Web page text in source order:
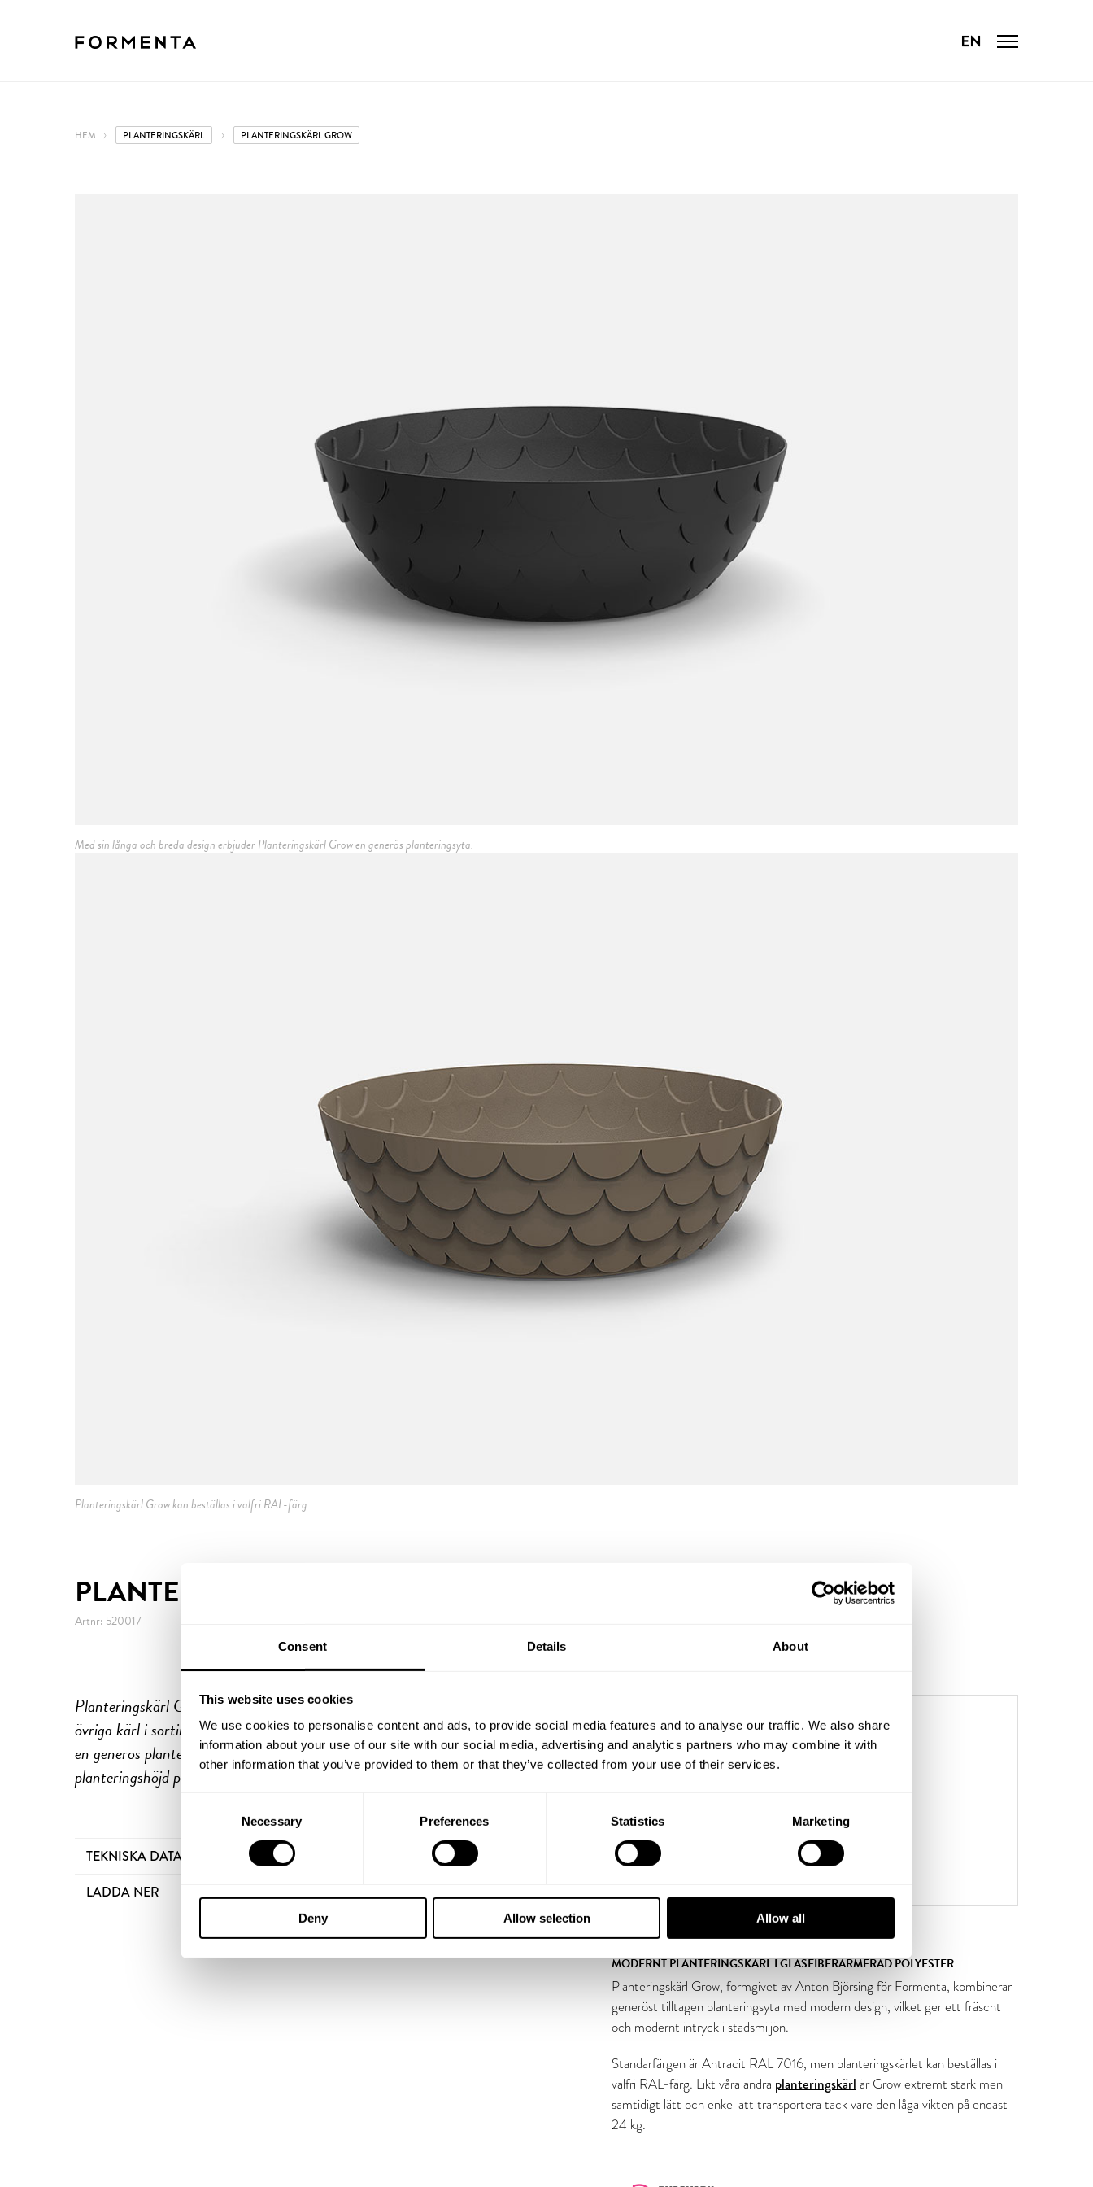
Consent Details About
This website uses cookies
We use cookies to personalise content and ads, to provide social media features and to analyse our traffic. We also share
information about your use of our site with our social media, advertising and analytics partners who may combine it with
other information that you’ve provided to them or that they’ve collected from your use of their services.
Necessary Preferences Statistics Marketing
Deny Allow selection Allow all
HEM PLANTERINGSKÄRL PLANTERINGSKÄRL GROW
Med sin långa och breda design erbjuder Planteringskärl Grow en generös planteringsyta.
Planteringskärl Grow kan beställas i valfri RAL-färg.
PLANTERINGSKÄRL GROW
Artnr: 520017
Planteringskärl Grow i glasfiberarmerad polyester skiljer sig från
övriga kärl i sortimentet. Den långa och breda formgivningen ger
en generös planteringsyta på 128 cm i diameter och en
planteringshöjd på 40 cm.
TEKNISKA DATA
LADDA NER
9480:-
Exkl moms.Leveranstid 1–2 veckor
MODERNT PLANTERINGSKÄRL I GLASFIBERARMERAD POLYESTER
Planteringskärl Grow, formgivet av Anton Björsing för Formenta, kombinerar
generöst tilltagen planteringsyta med modern design, vilket ger ett fräscht
och modernt intryck i stadsmiljön.
Standarfärgen är Antracit RAL 7016, men planteringskärlet kan beställas i
valfri RAL-färg. Likt våra andra planteringskärlär Grow extremt stark men
samtidigt lätt och enkel att transportera tack vare den låga vikten på endast
24 kg.